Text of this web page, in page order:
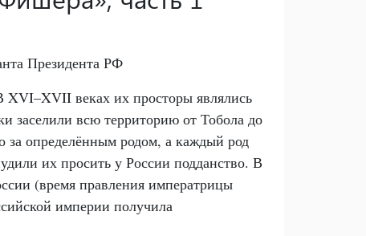
Президента РФ
XVI–XVII веках их просторы являлись
заселили всю территорию от Тобола до
за определённым родом, а каждый род
их просить у России подданство. В
(время правления императрицы
империи получила